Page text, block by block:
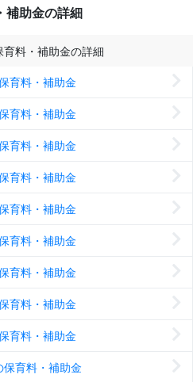
補助金の詳細
育料・補助金の詳細
育料・補助金
育料・補助金
育料・補助金
育料・補助金
育料・補助金
育料・補助金
育料・補助金
育料・補助金
育料・補助金
保育料・補助金